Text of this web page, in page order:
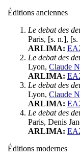
Éditions anciennes
Le debat des
Paris, [s. n.], [s.
ARLIMA:
Le debat des
Lyon, Claude
ARLIMA:
Le debat des
Lyon, Claude
ARLIMA:
Le debat des
Paris, Denis
ARLIMA:
Éditions modernes